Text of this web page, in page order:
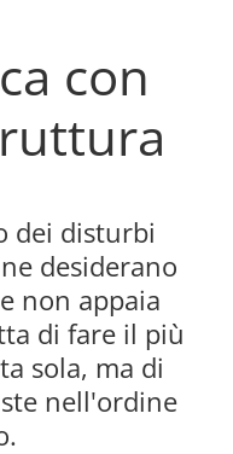
con
dei disturbi
desiderano
non appaia
di fare il più
sola, ma di
nell'ordine